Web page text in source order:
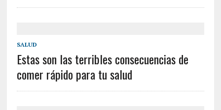
SALUD
Estas son las terribles consecuencias de
comer rápido para tu salud